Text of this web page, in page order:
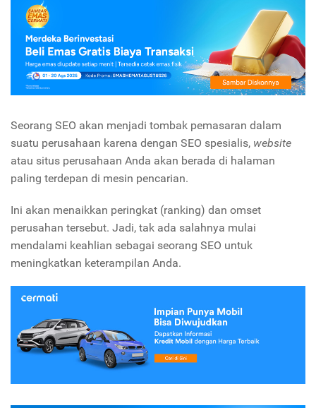
Seorang SEO akan menjadi tombak pemasaran dalam
suatu perusahaan karena dengan SEO spesialis, website
atau situs perusahaan Anda akan berada di halaman
paling terdepan di mesin pencarian.
Ini akan menaikkan peringkat (ranking) dan omset
perusahan tersebut. Jadi, tak ada salahnya mulai
mendalami keahlian sebagai seorang SEO untuk
meningkatkan keterampilan Anda.